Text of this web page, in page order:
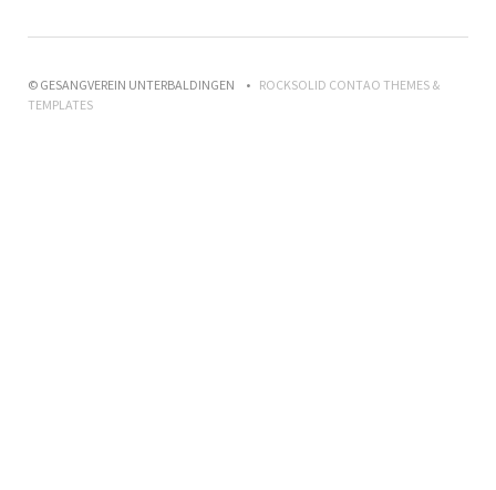
© GESANGVEREIN UNTERBALDINGEN
ROCKSOLID CONTAO THEMES &
TEMPLATES